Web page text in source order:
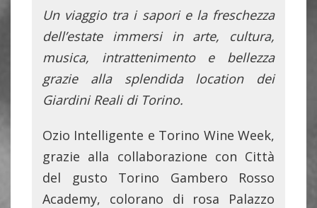
Un viaggio tra i sapori e la freschezza
dell’estate immersi in arte, cultura,
musica, intrattenimento e bellezza
grazie alla splendida location dei
Giardini Reali di Torino.
Ozio Intelligente e Torino Wine Week,
grazie alla collaborazione con Città
del gusto Torino Gambero Rosso
Academy, colorano di rosa Palazzo